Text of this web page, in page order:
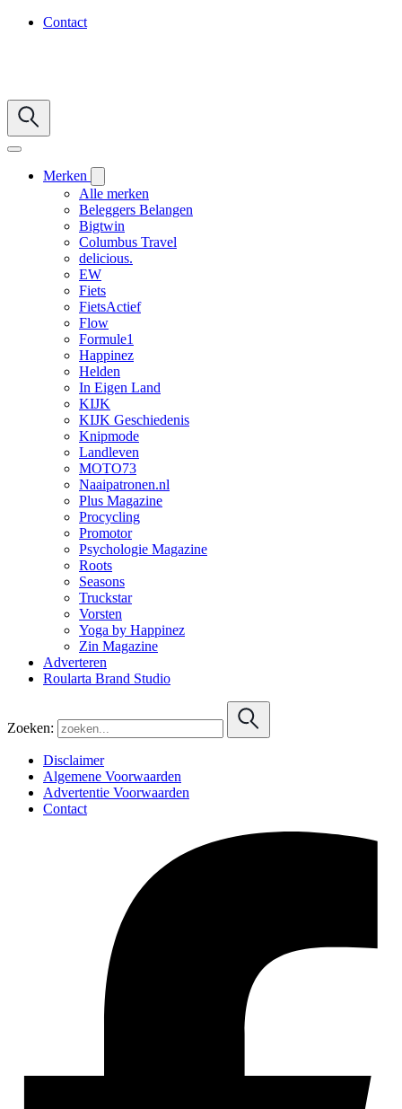
Contact
Merken
Alle merken
Beleggers Belangen
Bigtwin
Columbus Travel
delicious.
EW
Fiets
FietsActief
Flow
Formule1
Happinez
Helden
In Eigen Land
KIJK
KIJK Geschiedenis
Knipmode
Landleven
MOTO73
Naaipatronen.nl
Plus Magazine
Procycling
Promotor
Psychologie Magazine
Roots
Seasons
Truckstar
Vorsten
Yoga by Happinez
Zin Magazine
Adverteren
Roularta Brand Studio
Zoeken:
Disclaimer
Algemene Voorwaarden
Advertentie Voorwaarden
Contact